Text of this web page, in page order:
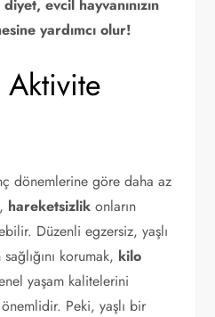
evcil hayvanınızın
yardımcı olur!
dönemlerine göre daha az
hareketsizlik onların
Düzenli egzersiz, yaşlı
korumak, kilo
yaşam kalitelerini
Peki, yaşlı bir